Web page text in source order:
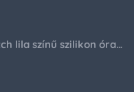
Halloween Apple Watch lila színű szilikon óraszíj